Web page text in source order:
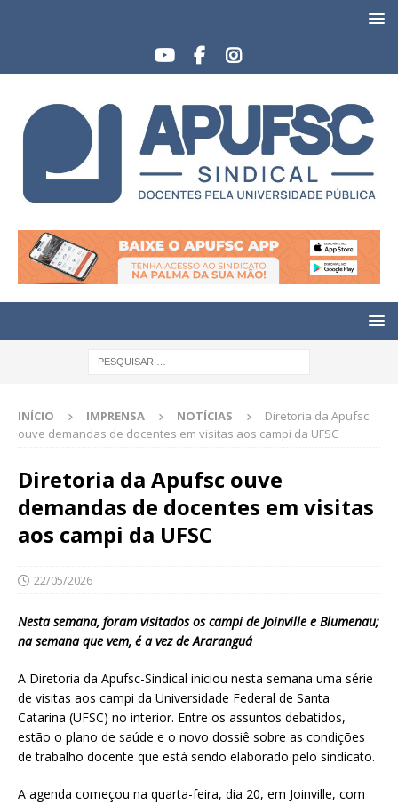
INÍCIO IMPRENSA NOTÍCIAS
Diretoria da Apufsc
ouve demandas de docentes em visitas aos campi da UFSC
Diretoria da Apufsc ouve
demandas de docentes em visitas
aos campi da UFSC
22/05/2026
Nesta semana, foram visitados os campi de Joinville e Blumenau;
na semana que vem, é a vez de Araranguá
A Diretoria da Apufsc-Sindical iniciou nesta semana uma série
de visitas aos campi da Universidade Federal de Santa
Catarina (UFSC) no interior. Entre os assuntos debatidos,
estão o plano de saúde e o novo dossiê sobre as condições
de trabalho docente que está sendo elaborado pelo sindicato.
A agenda começou na quarta-feira, dia 20, em Joinville, com